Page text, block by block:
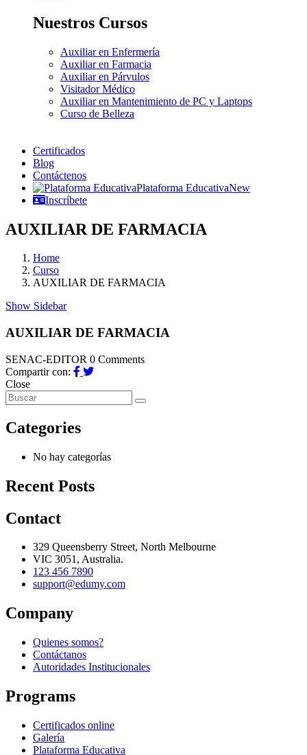
Nuestros Cursos
Auxiliar en Enfermería
Auxiliar en Farmacia
Auxiliar en Párvulos
Visitador Médico
Auxiliar en Mantenimiento de PC y Laptops
Curso de Belleza
Certificados
Blog
Contáctenos
Plataforma EducativaNew
Inscríbete
AUXILIAR DE FARMACIA
Home
Curso
AUXILIAR DE FARMACIA
Show Sidebar
AUXILIAR DE FARMACIA
SENAC-EDITOR 0 Comments
Compartir con:
Close
Categories
No hay categorías
Recent Posts
Contact
329 Queensberry Street, North Melbourne
VIC 3051, Australia.
123 456 7890
support@edumy.com
Company
Quienes somos?
Contáctanos
Autoridades Institucionales
Programs
Certificados online
Galería
Plataforma Educativa